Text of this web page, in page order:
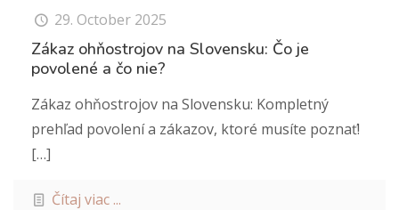
29. October 2025
Zákaz ohňostrojov na Slovensku: Čo je
povolené a čo nie?
Zákaz ohňostrojov na Slovensku: Kompletný
prehľad povolení a zákazov, ktoré musíte poznať!
[…]
Čítaj viac ...